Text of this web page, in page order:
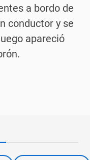
a bordo de
conductor y se
apareció